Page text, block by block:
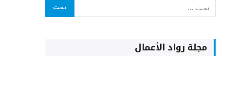
مجلة رواد الأعمال